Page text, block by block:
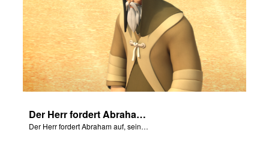
Der Herr fordert Abraham auf, seinen Sohn nach Morija zu bringen.
Der Herr fordert Abraham auf, seinen Sohn nach Morija zu bringen.